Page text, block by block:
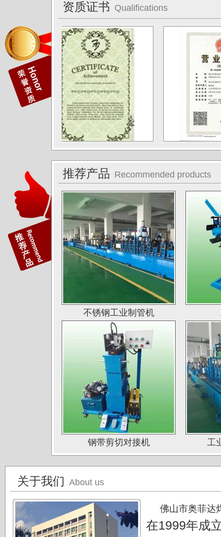
广东德庆康纳国兴公司
唐山海兴金属制品厂
江苏南通中天科技股份有限公司
上海凌士通不锈钢有限公司
江苏无锡应达公司
德阳东方汽轮机厂（东方公司)
湖南湘投金天新材（湘投集团）
江苏中天科技股份有限公司
佛山运升不锈钢厂
宝菜不锈钢科技（昆山）有限公司
苏州圣珀不锈钢制品有限公司
上海华钢不锈钢有限公司
常熟鑫统联不锈钢公司
广东江门斯高不锈钢公司
广东双兴集团不锈钢公司
湖南娄底格伦新材有限公司
山西太原大泽不锈钢公司
佛山南钛制品有限公司
广东德庆康纳国兴公司
唐山海兴金属制品厂
江苏南通中天科技股份有限公司
上海凌士通不锈钢有限公司
江苏无锡应达公司
湖南湘投金天新材（湘投集团）
江苏中天科技股份有限公司
资质证书 Qualifications
推荐产品 Recommended products
不锈钢工业制管机
钢带剪切对接机 工
关于我们 About us
佛山市奥菲达
在1999年成